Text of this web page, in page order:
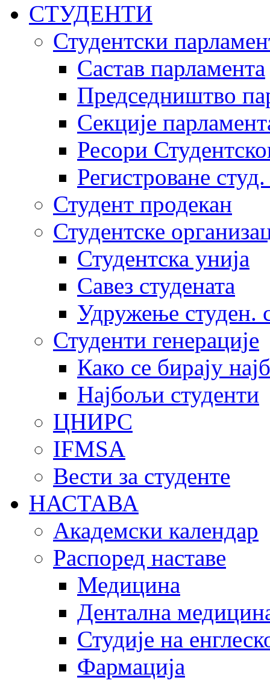
СТУДЕНТИ
Студентски
Састав парламента
Председништво
Секције
Ресори
Регистроване
Студент продекан
Студентске
Студентска унија
Савез студената
Удружење студен.
Студенти генерације
Како се бирају
Најбољи студенти
ЦНИРС
IFMSA
Вести за студенте
НАСТАВА
Академски календар
Распоред наставе
Медицина
Дентална
Студије на
Фармација